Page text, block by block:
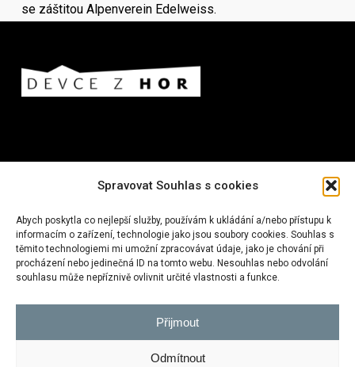
Spravovat Souhlas s cookies
Abych poskytla co nejlepší služby, používám k ukládání a/nebo přístupu k
informacím o zařízení, technologie jako jsou soubory cookies. Souhlas s
těmito technologiemi mi umožní zpracovávat údaje, jako je chování při
procházení nebo jedinečná ID na tomto webu. Nesouhlas nebo odvolání
souhlasu může nepříznivě ovlivnit určité vlastnosti a funkce.
Přijmout
Odmítnout
se záštitou Alpenverein Edelweiss.
Nejnovější příspěvky z blogu:
Na rakouské farmě s dětmi I vlakem
Fishermen’s Trail
Nepál: trek kolem Annapuren